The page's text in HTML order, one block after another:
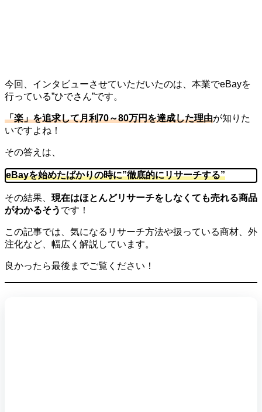
今回、インタビューさせていただいたのは、本業でeBayを
行っている”ひでさん”です。
「楽」を追求して月利70～80万円を達成した理由が知りた
いですよね！
その答えは、
eBayを始めたばかりの時に”徹底的にリサーチする”
その結果、 現在はほとんどリサーチをしなくても売れる商品
がわかるそう です！
この記事では、気になるリサーチ方法や扱っている商材、外
注化など、幅広く解説しています。
良かったら最後までご覧ください！